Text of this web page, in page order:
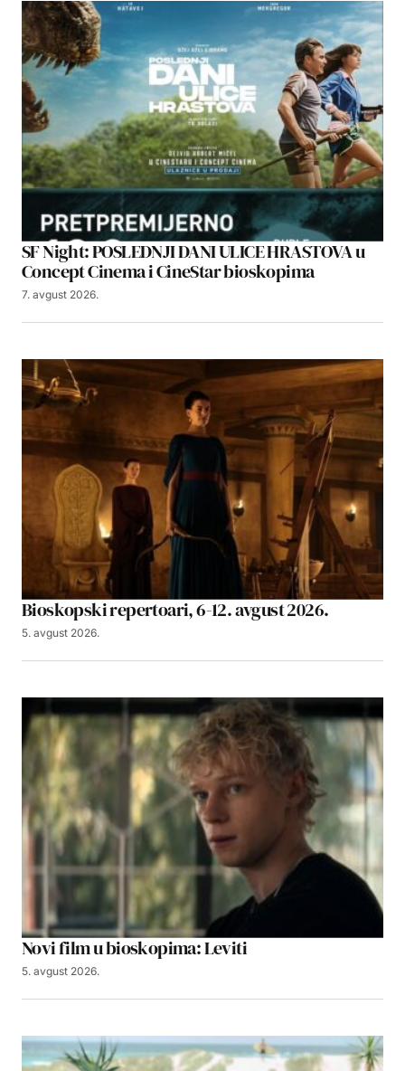
SF Night: POSLEDNJI DANI ULICE HRASTOVA u
Concept Cinema i CineStar bioskopima
7. avgust 2026.
Bioskopski repertoari, 6-12. avgust 2026.
5. avgust 2026.
Novi film u bioskopima: Leviti
5. avgust 2026.